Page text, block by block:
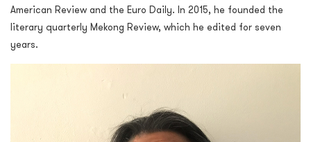
American Review and the Euro Daily. In 2015, he founded the
literary quarterly Mekong Review, which he edited for seven
years.